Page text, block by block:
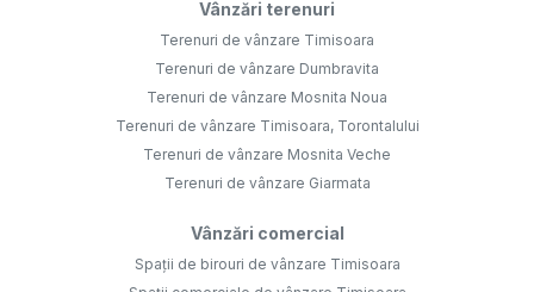
Vânzări terenuri
Terenuri de vânzare Timisoara
Terenuri de vânzare Dumbravita
Terenuri de vânzare Mosnita Noua
Terenuri de vânzare Timisoara, Torontalului
Terenuri de vânzare Mosnita Veche
Terenuri de vânzare Giarmata
Vânzări comercial
Spații de birouri de vânzare Timisoara